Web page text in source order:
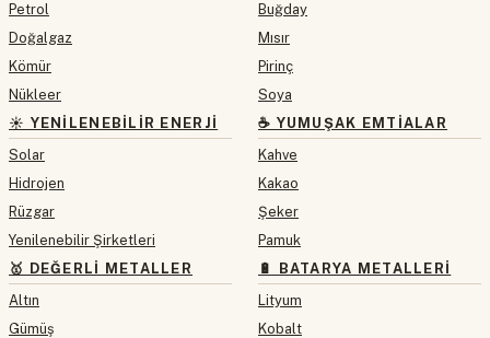
Petrol
Doğalgaz
Kömür
Nükleer
☀️ YENILENEBILIR ENERJI
Solar
Hidrojen
Rüzgar
Yenilenebilir Şirketleri
🥇 DEĞERLI METALLER
Altın
Gümüş
Buğday
Mısır
Pirinç
Soya
☕ YUMUŞAK EMTIALAR
Kahve
Kakao
Şeker
Pamuk
🔋 BATARYA METALLERI
Lityum
Kobalt